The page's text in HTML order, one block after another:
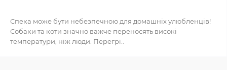
Спека може бути небезпечною для домашніх улюбленців!
Собаки та коти значно важче переносять високі
температури, ніж люди. Перегрі..